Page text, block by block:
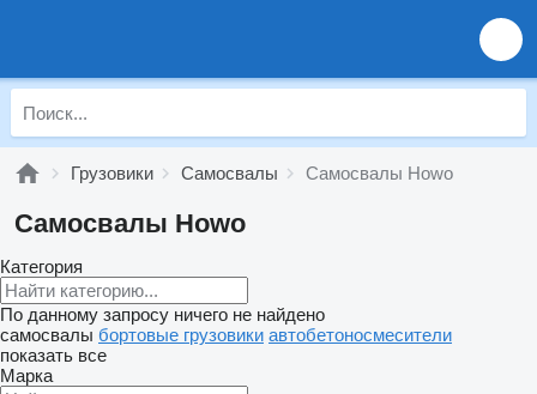
Грузовики Самосвалы Самосвалы Howo
Самосвалы Howo
Категория
По данному запросу ничего не найдено
самосвалы бортовые грузовики автобетоносмесители
показать все
Марка